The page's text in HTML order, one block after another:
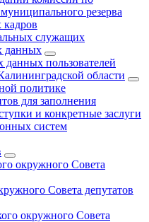
резерва
кадров
служащих
данных
пользователей
области
политике
для заполнения
и конкретные заслуги
систем
окружного Совета
Совета депутатов
окружного Совета